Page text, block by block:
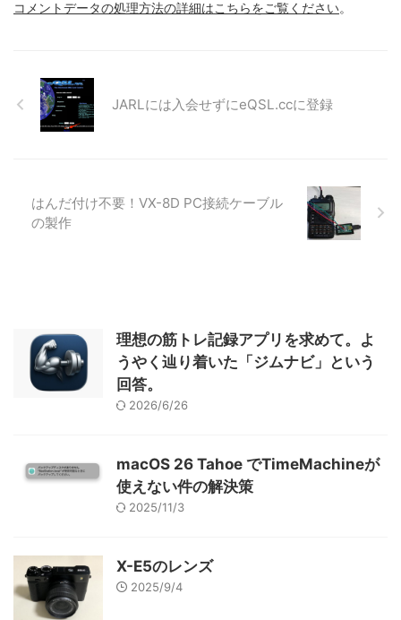
コメントデータの処理方法の詳細はこちらをご覧ください。
JARLには入会せずにeQSL.ccに登録
はんだ付け不要！VX-8D PC接続ケーブル
の製作
理想の筋トレ記録アプリを求めて。よ
うやく辿り着いた「ジムナビ」という
回答。
2026/6/26
macOS 26 Tahoe でTimeMachineが
使えない件の解決策
2025/11/3
X-E5のレンズ
2025/9/4